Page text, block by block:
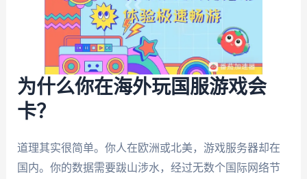
为什么你在海外玩国服游戏会
卡？
道理其实很简单。你人在欧洲或北美，游戏服务器却在
国内。你的数据需要跋山涉水，经过无数个国际网络节